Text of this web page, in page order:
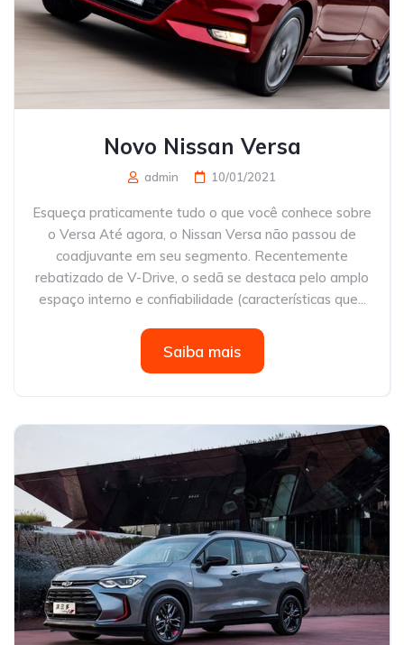
Novo Nissan Versa
admin 10/01/2021
Esqueça praticamente tudo o que você conhece sobre
o Versa Até agora, o Nissan Versa não passou de
coadjuvante em seu segmento. Recentemente
rebatizado de V-Drive, o sedã se destaca pelo amplo
espaço interno e confiabilidade (características que...
Saiba mais